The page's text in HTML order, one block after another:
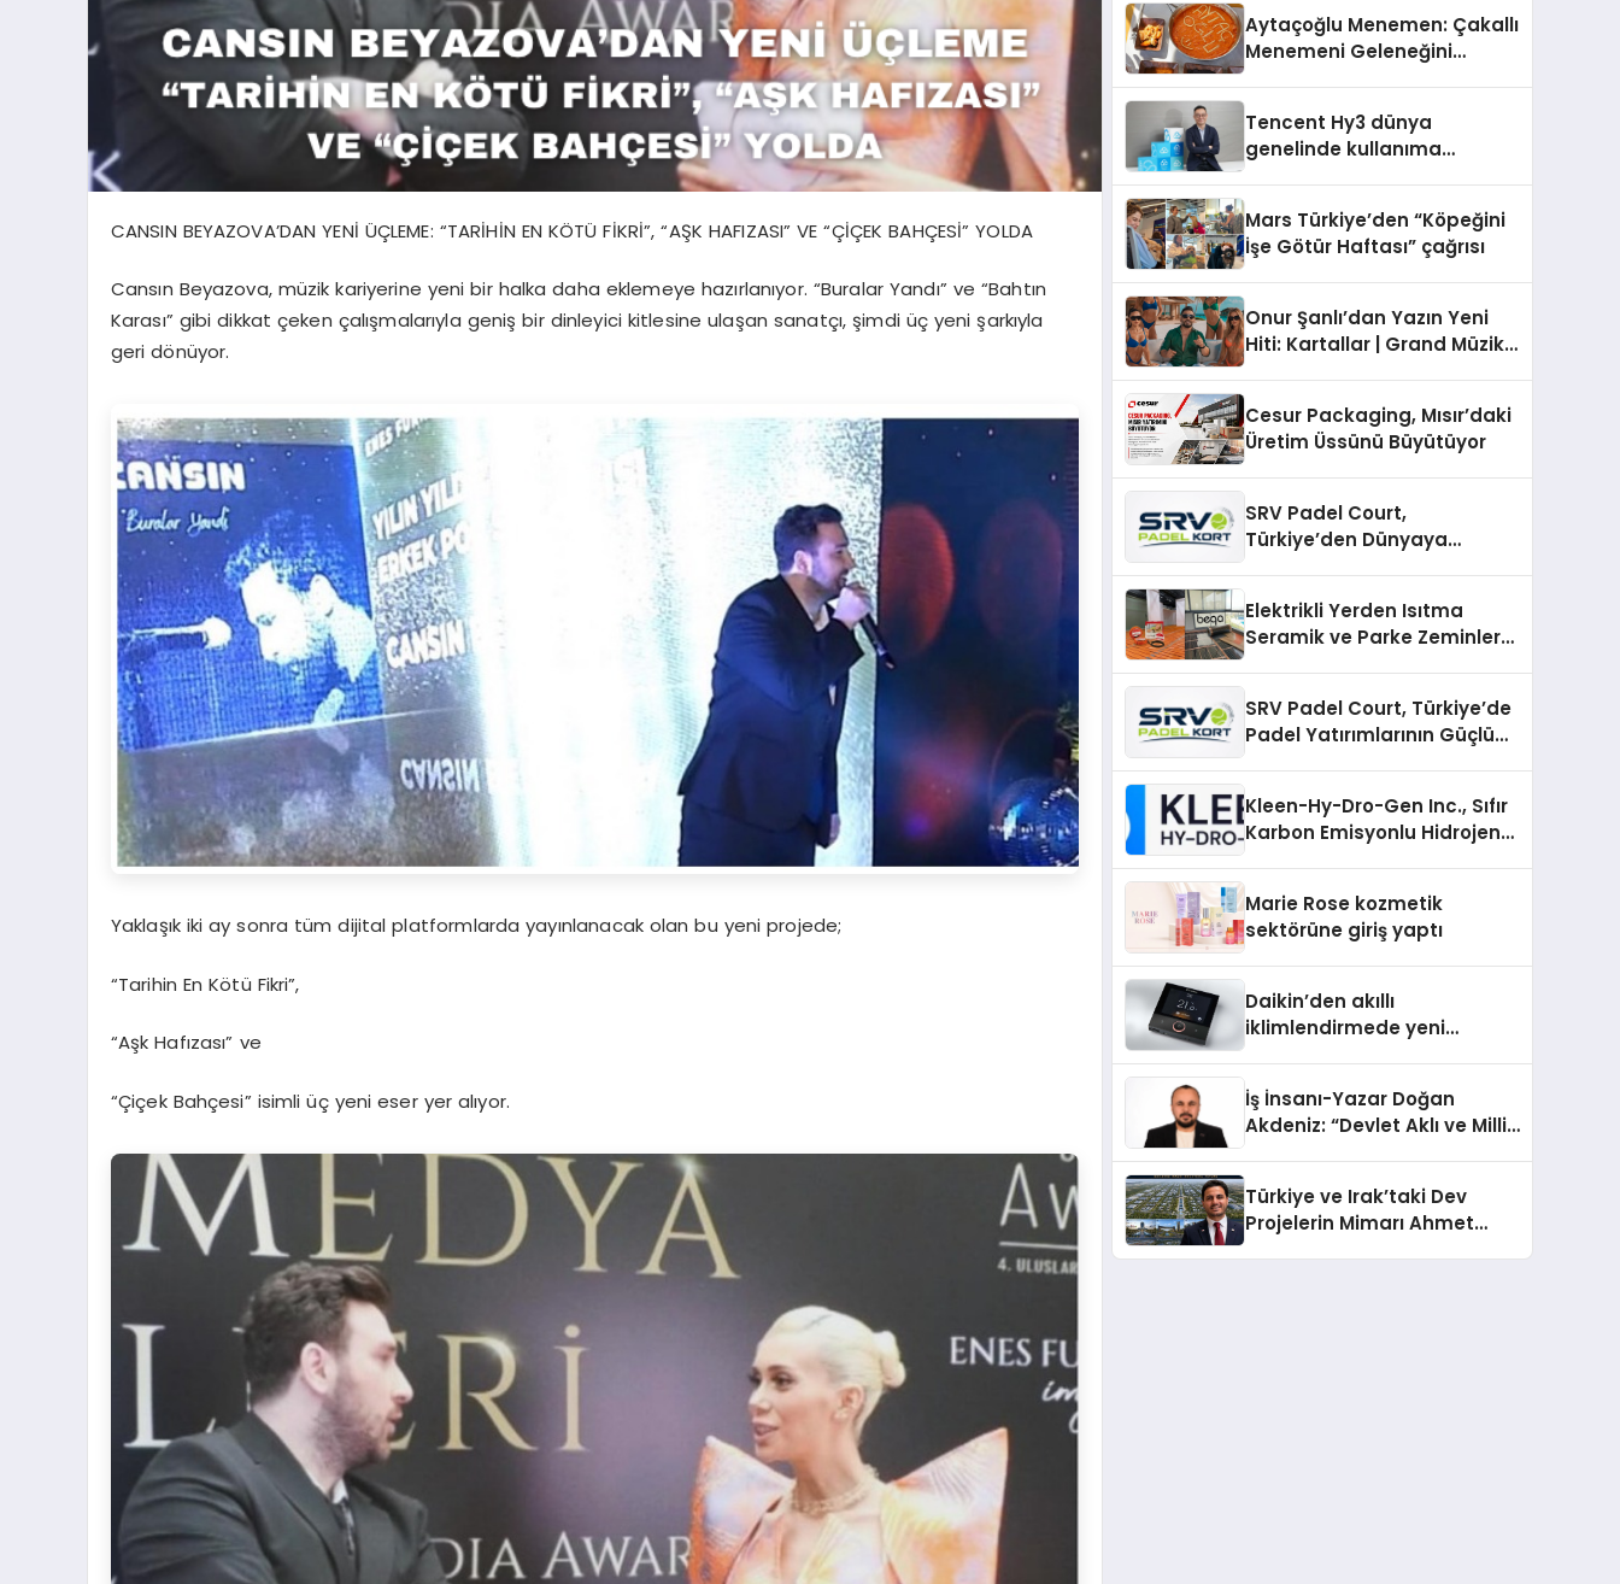
CANSIN BEYAZOVA’DAN YENİ ÜÇLEME: “TARİHİN EN KÖTÜ FİKRİ”, “AŞK HAFIZASI” VE “ÇİÇEK BAHÇESİ” YOLDA
Cansın Beyazova, müzik kariyerine yeni bir halka daha eklemeye hazırlanıyor. “Buralar Yandı” ve “Bahtın
Karası” gibi dikkat çeken çalışmalarıyla geniş bir dinleyici kitlesine ulaşan sanatçı, şimdi üç yeni şarkıyla
geri dönüyor.
Yaklaşık iki ay sonra tüm dijital platformlarda yayınlanacak olan bu yeni projede;
“Tarihin En Kötü Fikri”,
“Aşk Hafızası” ve
“Çiçek Bahçesi” isimli üç yeni eser yer alıyor.
Aytaçoğlu Menemen: Çakallı
Menemeni Geleneğini
Tencent Hy3 dünya
genelinde kullanıma
Mars Türkiye’den “Köpeğini
İşe Götür Haftası” çağrısı
Onur Şanlı’dan Yazın Yeni
Hiti: Kartallar | Grand Müzik
Cesur Packaging, Mısır’daki
Üretim Üssünü Büyütüyor
SRV Padel Court,
Türkiye’den Dünyaya
Elektrikli Yerden Isıtma
Seramik ve Parke Zeminler
SRV Padel Court, Türkiye’de
Padel Yatırımlarının Güçlü
Kleen-Hy-Dro-Gen Inc., Sıfır
Karbon Emisyonlu Hidrojen
Aldı
Marie Rose kozmetik
sektörüne giriş yaptı
Daikin’den akıllı
iklimlendirmede yeni
İş İnsanı-Yazar Doğan
Akdeniz: “Devlet Aklı ve Milli
Türkiye ve Irak’taki Dev
Projelerin Mimarı Ahmet